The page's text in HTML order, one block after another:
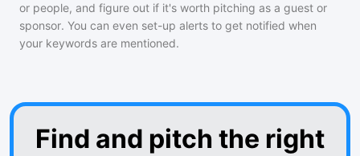
or people, and figure out if it's worth pitching as a guest or
sponsor. You can even set-up alerts to get notified when
your keywords are mentioned.
Find and pitch the right